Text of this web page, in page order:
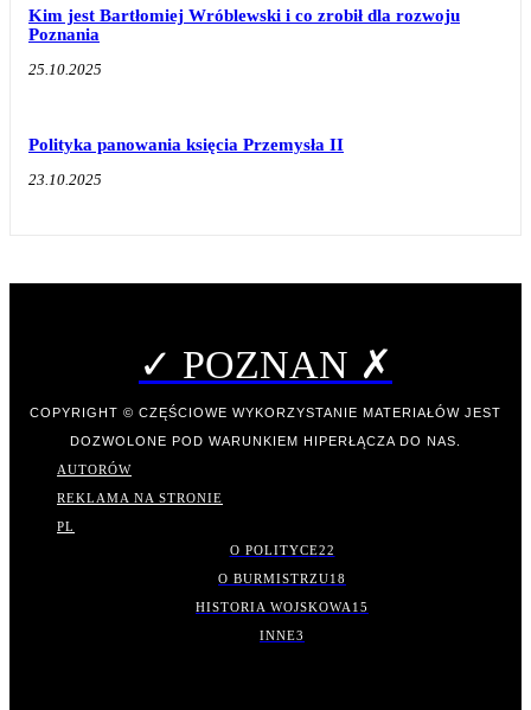
Kim jest Bartłomiej Wróblewski i co zrobił dla rozwoju
Poznania
25.10.2025
Polityka panowania księcia Przemysła II
23.10.2025
✓ POZNAN ✗
COPYRIGHT © CZĘŚCIOWE WYKORZYSTANIE MATERIAŁÓW JEST
DOZWOLONE POD WARUNKIEM HIPERŁĄCZA DO NAS.
AUTORÓW
REKLAMA NA STRONIE
PL
O POLITYCE22
O BURMISTRZU18
HISTORIA WOJSKOWA 15
INNE3